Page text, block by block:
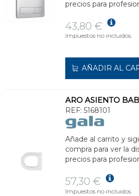
precios para
43,80 €
Impuestos no incluidos.
AÑADIR AL
ARO ASIENTO
REF: 5168101
Añade al carrito y
compra para ver la
precios para
57,30 €
Impuestos no incluidos.